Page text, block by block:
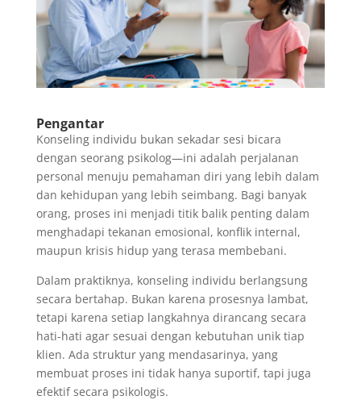
Pengantar
Konseling individu bukan sekadar sesi bicara
dengan seorang psikolog—ini adalah perjalanan
personal menuju pemahaman diri yang lebih dalam
dan kehidupan yang lebih seimbang. Bagi banyak
orang, proses ini menjadi titik balik penting dalam
menghadapi tekanan emosional, konflik internal,
maupun krisis hidup yang terasa membebani.
Dalam praktiknya, konseling individu berlangsung
secara bertahap. Bukan karena prosesnya lambat,
tetapi karena setiap langkahnya dirancang secara
hati-hati agar sesuai dengan kebutuhan unik tiap
klien. Ada struktur yang mendasarinya, yang
membuat proses ini tidak hanya suportif, tapi juga
efektif secara psikologis.